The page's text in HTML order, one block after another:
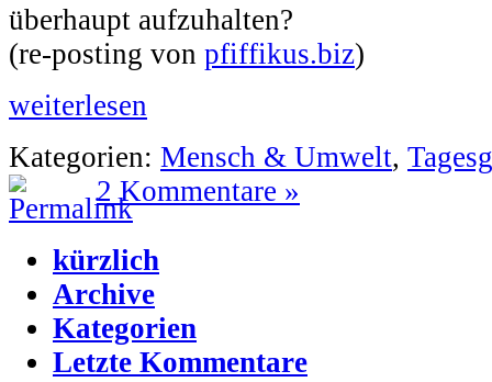
überhaupt aufzuhalten?
(re-posting von pfiffikus.biz)
weiterlesen
Kategorien: Mensch & Umwelt,
2 Kommentare »
kürzlich
Archive
Kategorien
Letzte Kommentare